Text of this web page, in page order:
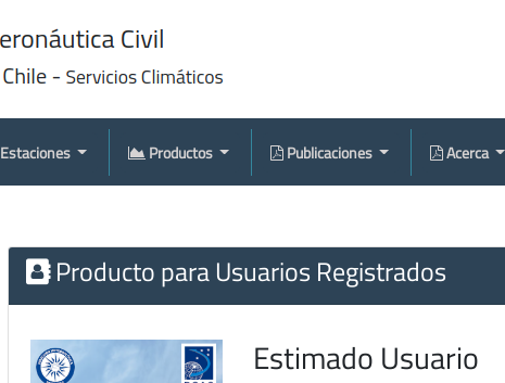
Estaciones Productos Publicaciones Acerca
Producto para Usuarios Registrados
Estimado Usuario